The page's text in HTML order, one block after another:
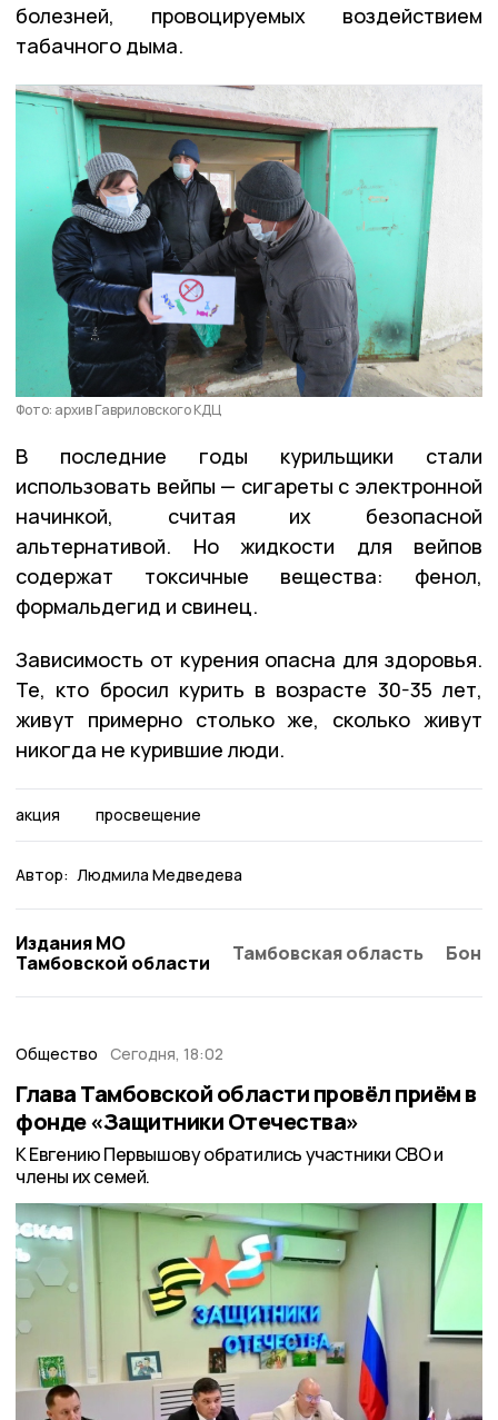
болезней, провоцируемых воздействием
табачного дыма.
Фото: архив Гавриловского КДЦ
В последние годы курильщики стали
использовать вейпы — сигареты с электронной
начинкой, считая их безопасной
альтернативой. Но жидкости для вейпов
содержат токсичные вещества: фенол,
формальдегид и свинец.
Зависимость от курения опасна для здоровья.
Те, кто бросил курить в возрасте 30-35 лет,
живут примерно столько же, сколько живут
никогда не курившие люди.
акция просвещение
Автор: Людмила Медведева
Издания МО
Тамбовской области
Тамбовская область
Общество Сегодня, 18:02
Глава Тамбовской области провёл приём в
фонде «Защитники Отечества»
К Евгению Первышову обратились участники СВО и
члены их семей.